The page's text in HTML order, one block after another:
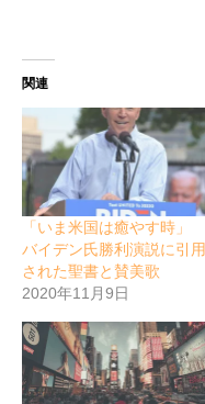
関連
「いま米国は癒やす時」
バイデン氏勝利演説に引用
された聖書と賛美歌
2020年11月9日